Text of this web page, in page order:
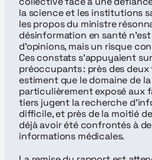
la science et les institutions
les propos du ministre
désinformation en santé
d’opinions, mais un risque
Ces constats s’appuyaient
préoccupants : près des
estiment que le domaine de
particulièrement exposé aux
tiers jugent la recherche
difficile, et près de la moitié
déjà avoir été confrontés à
informations médicales.